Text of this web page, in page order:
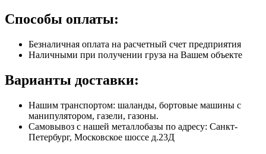
Способы оплаты:
Безналичная оплата на расчетный счет предприятия
Наличными при получении груза на Вашем объекте
Варианты доставки:
Нашим транспортом: шаланды, бортовые машины с
манипулятором, газели, газоны.
Самовывоз с нашей металлобазы по адресу: Санкт-
Петербург, Московское шоссе д.23Д